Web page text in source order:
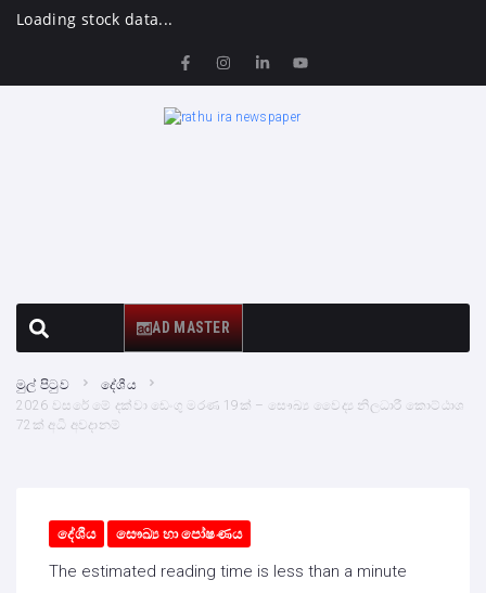
Loading stock data...
AD MASTER
මුල් පිටුව
දේශීය
2026 වසරේ මේ දක්වා ඩෙංගු මරණ 19ක් – සෞඛ්‍ය වෛද්‍ය නිලධාරී කොට්ඨාශ
72ක් අධි අවදානම්
දේශීය සෞඛ්‍ය හා පෝෂණය
The estimated reading time is less than a minute